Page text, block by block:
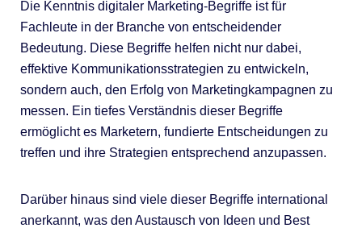
Die Kenntnis digitaler Marketing-Begriffe ist für
Fachleute in der Branche von entscheidender
Bedeutung. Diese Begriffe helfen nicht nur dabei,
effektive Kommunikationsstrategien zu entwickeln,
sondern auch, den Erfolg von Marketingkampagnen zu
messen. Ein tiefes Verständnis dieser Begriffe
ermöglicht es Marketern, fundierte Entscheidungen zu
treffen und ihre Strategien entsprechend anzupassen.
Darüber hinaus sind viele dieser Begriffe international
anerkannt, was den Austausch von Ideen und Best